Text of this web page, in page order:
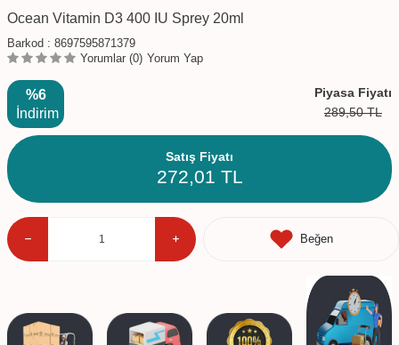
Ocean Vitamin D3 400 IU Sprey 20ml
Barkod : 8697595871379
Yorumlar (0) Yorum Yap
%6
İndirim
Piyasa Fiyatı
289,50TL
Satış Fiyatı
272,01 TL
Beğen